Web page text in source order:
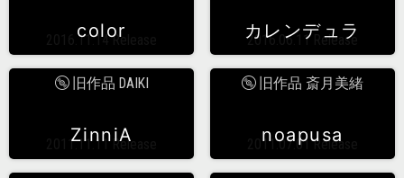
color
2016.11.14 Release カレンデュラ
2016.06.11 Release
旧作品 DAIKI
ZinniA
2011.11.11 Release
旧作品 斎月美緒
noapusa
2011.07.01 Release